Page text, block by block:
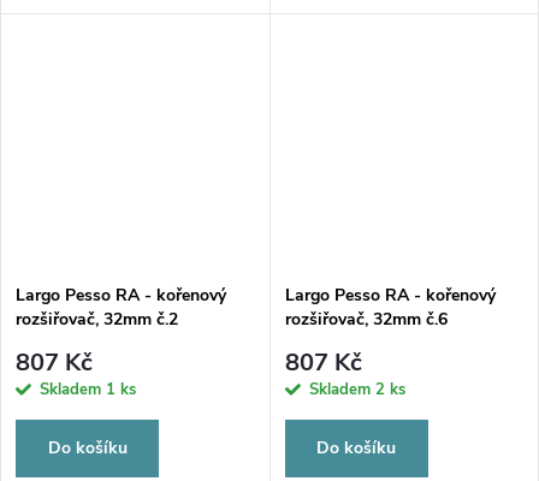
Largo Pesso RA - kořenový
rozšiřovač, 32mm č.2
807 Kč
Skladem 1 ks
Do košíku
Largo Pesso RA - kořenový
rozšiřovač, 32mm č.6
807 Kč
Skladem 2 ks
Do košíku